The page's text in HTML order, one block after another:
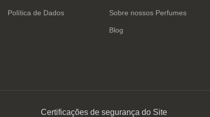
Política de Dados Sobre nossos Perfumes
Blog
Certificações de segurança do Site